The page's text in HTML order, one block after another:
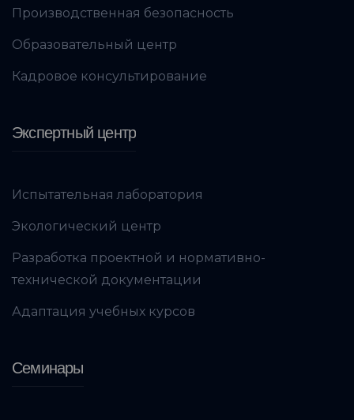
Производственная безопасность
Образовательный центр
Кадровое консультирование
Экспертный центр
Испытательная лаборатория
Экологический центр
Разработка проектной и нормативно-
технической документации
Адаптация учебных курсов
Семинары